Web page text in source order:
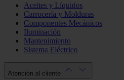
Aceites y Líquidos
Carrocería y Molduras
Componentes Mecánicos
Iluminación
Mantenimiento
Sistema Eléctrico
Atención al cliente